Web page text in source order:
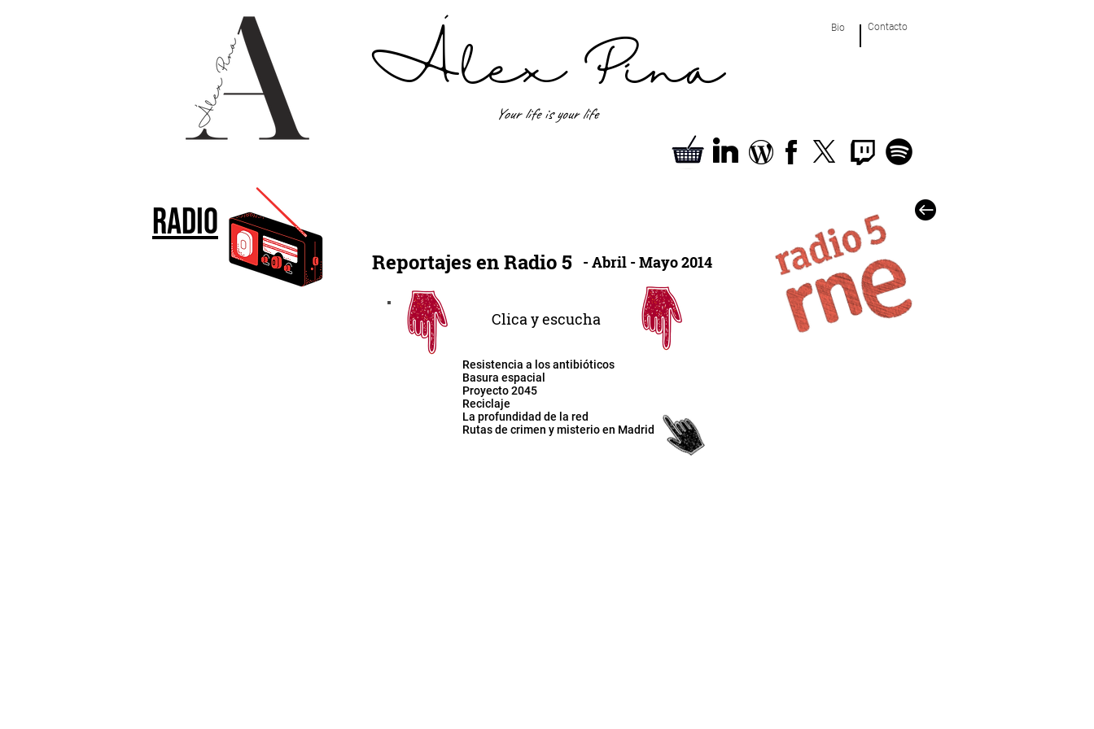
´
Álex Pina
Bio Contacto
Your life is your life
Radio
Reportajes en Radio 5 - Abril - Mayo 2014
Clica y escucha
Resistencia a los antibióticos
Basura espacial
Proyecto 2045
Reciclaje
La profundidad de la red
Rutas de crimen y misterio en Madrid